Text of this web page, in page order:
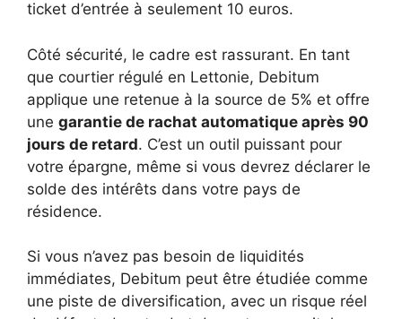
ticket d’entrée à seulement 10 euros.
Côté sécurité, le cadre est rassurant. En tant
que courtier régulé en Lettonie, Debitum
applique une retenue à la source de 5% et offre
une garantie de rachat automatique après 90
jours de retard. C’est un outil puissant pour
votre épargne, même si vous devrez déclarer le
solde des intérêts dans votre pays de
résidence.
Si vous n’avez pas besoin de liquidités
immédiates, Debitum peut être étudiée comme
une piste de diversification, avec un risque réel